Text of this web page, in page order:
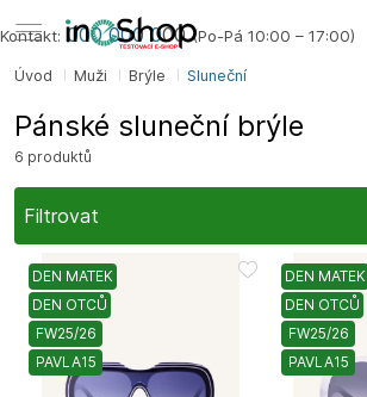
Úvod Muži Brýle Sluneční
Pánské sluneční brýle
6 produktů
Filtrovat
DEN MATEK
DEN OTCŮ
FW25/26
PAVLA15
DEN MATEK
DEN OTCŮ
FW25/26
PAVLA15
Kontakt: 000 000 000(Po-Pá 10:00 – 17:00)